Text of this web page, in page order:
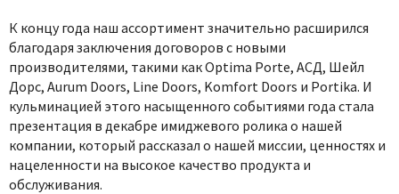
К концу года наш ассортимент значительно расширился
благодаря заключения договоров с новыми
производителями, такими как Optima Porte, АСД, Шейл
Дорс, Aurum Doors, Line Doors, Komfort Doors и Portika. И
кульминацией этого насыщенного событиями года стала
презентация в декабре имиджевого ролика о нашей
компании, который рассказал о нашей миссии, ценностях и
нацеленности на высокое качество продукта и
обслуживания.